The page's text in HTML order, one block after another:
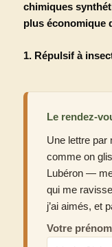
chimiques
plus économique
1. Répulsif à
Le rendez-
Une lettre par
comme on
Lubéron —
qui me
j’ai aimés, et
Votre prénom